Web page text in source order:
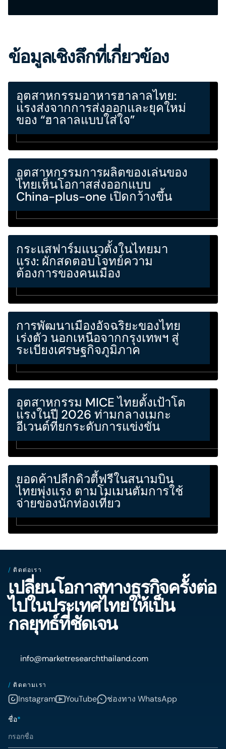
ข้อมูลเชิงลึกที่เกี่ยวข้อง
อุตสาหกรรมอาหารฮาลาลไทย:
แรงส่งจากการส่งออกและยุคใหม่
ของ “ฮาลาลแบบใส่ใจ”
อุตสาหกรรมการผลิตของเล่นของ
ไทยเห็นโอกาสส่งออกแบบ
China-plus-one เปิดกว้างขึ้น
กระแสฟาร์มแนวตั้งในไทยมา
แรง: ผักสดตอบโจทย์ความ
ต้องการของคนเมือง
การพัฒนาเมืองอัจฉริยะของไทย
เร่งตัว นอกเหนือจากกรุงเทพฯ สู่
ระเบียงเศรษฐกิจภูมิภาค
อุตสาหกรรม MICE ไทยตั้งเป้าโต
แรงในปี 2026 ท่ามกลางเมกะ
อีเวนต์ที่ยกระดับการแข่งขัน
ยอดค้าปลีกดิวตี้ฟรีในสนามบิน
ไทยพุ่งแรง ตามโมเมนตัมการใช้
จ่ายของนักท่องเที่ยว
/ ติดต่อเรา
เปลี่ยนโอกาสทางธุรกิจครั้งต่อ
ไปในประเทศไทยให้เป็น
กลยุทธ์ที่ชัดเจน
info@marketresearchthailand.com
/ ติดตามเรา
Instagram YouTube ช่องทาง WhatsApp
ชื่อ*